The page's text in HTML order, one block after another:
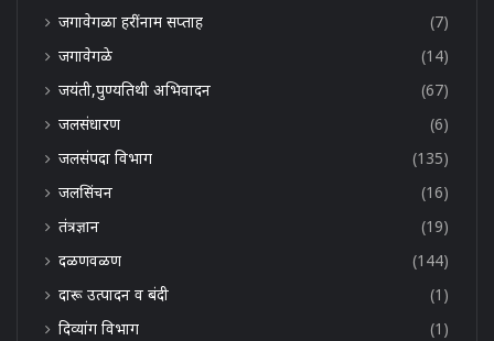
जगावेगळा हरींनाम सप्ताह
(7)
जगावेगळे
(14)
जयंती,पुण्यतिथी अभिवादन
(67)
जलसंधारण
(6)
जलसंपदा विभाग
(135)
जलसिंचन
(16)
तंत्रज्ञान
(19)
दळणवळण
(144)
दारू उत्पादन व बंदी
(1)
दिव्यांग विभाग
(1)